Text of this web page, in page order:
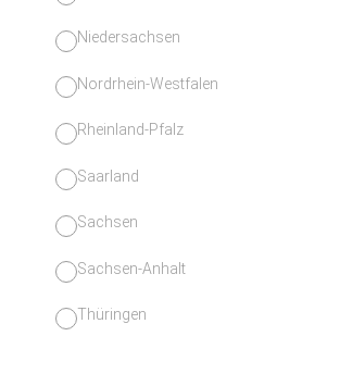
Niedersachsen
Nordrhein-Westfalen
Rheinland-Pfalz
Saarland
Sachsen
Sachsen-Anhalt
Thüringen